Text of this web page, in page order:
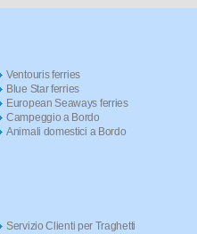
Ventouris ferries
Blue Star ferries
European Seaways ferries
Campeggio a Bordo
Animali domestici a Bordo
Servizio Clienti per Traghetti